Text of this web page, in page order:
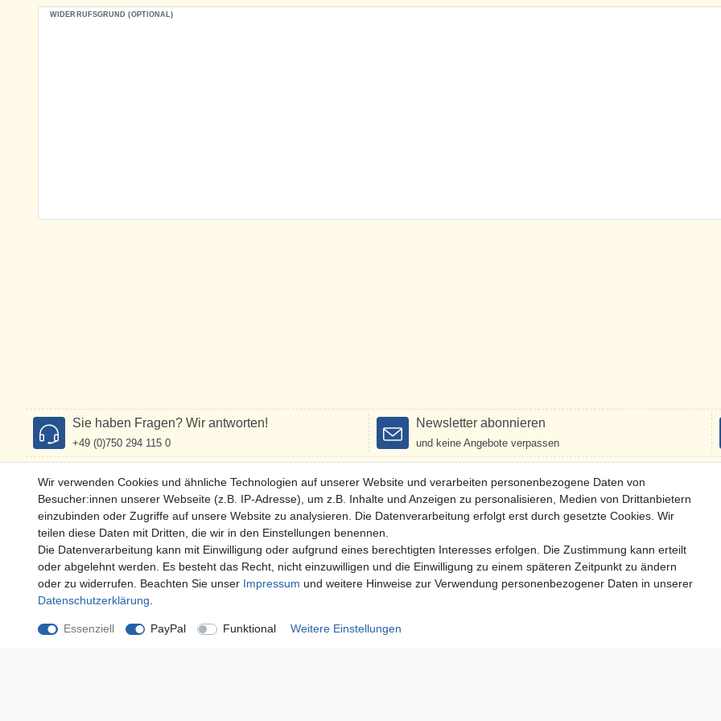
WIDERRUFSGRUND (OPTIONAL)
Sie haben Fragen? Wir antworten!
+49 (0)750 294 115 0
Newsletter abonnieren
und keine Angebote verpassen
Mehr über...
Widerrufs­recht
Datenschutz
AGB
Zahlungsweisen
Wir verwenden Cookies und ähnliche Technologien auf unserer Website und verarbeiten personenbezogene Daten von
Besucher:innen unserer Webseite (z.B. IP-Adresse), um z.B. Inhalte und Anzeigen zu personalisieren, Medien von Drittanbietern
einzubinden oder Zugriffe auf unsere Website zu analysieren. Die Datenverarbeitung erfolgt erst durch gesetzte Cookies. Wir
teilen diese Daten mit Dritten, die wir in den Einstellungen benennen.
Die Datenverarbeitung kann mit Einwilligung oder aufgrund eines berechtigten Interesses erfolgen. Die Zustimmung kann erteilt
oder abgelehnt werden. Es besteht das Recht, nicht einzuwilligen und die Einwilligung zu einem späteren Zeitpunkt zu ändern
oder zu widerrufen. Beachten Sie unser Impressum und weitere Hinweise zur Verwendung personenbezogener Daten in unserer
Daten­schutz­erklärung
Essenziell PayPal Funktional Weitere Einstellungen